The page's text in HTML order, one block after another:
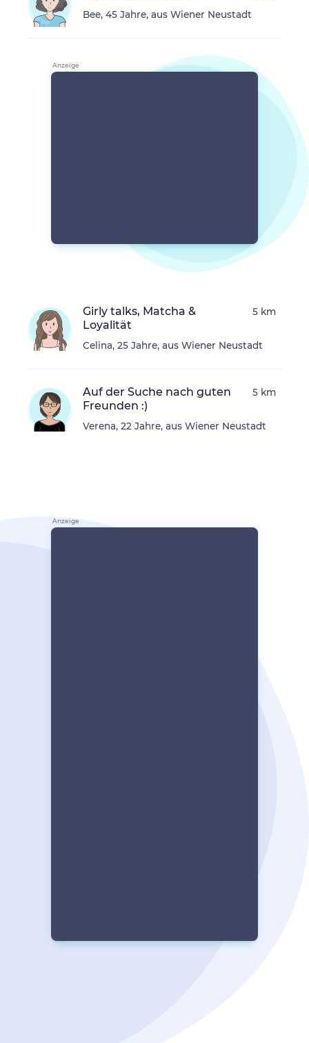
Bee, 45 Jahre, aus Wiener Neustadt
Girly talks, Matcha &
Loyalität
Celina, 25 Jahre, aus Wiener Neustadt
5 km
Auf der Suche nach guten
Freunden :)
Verena, 22 Jahre, aus Wiener Neustadt
5 km